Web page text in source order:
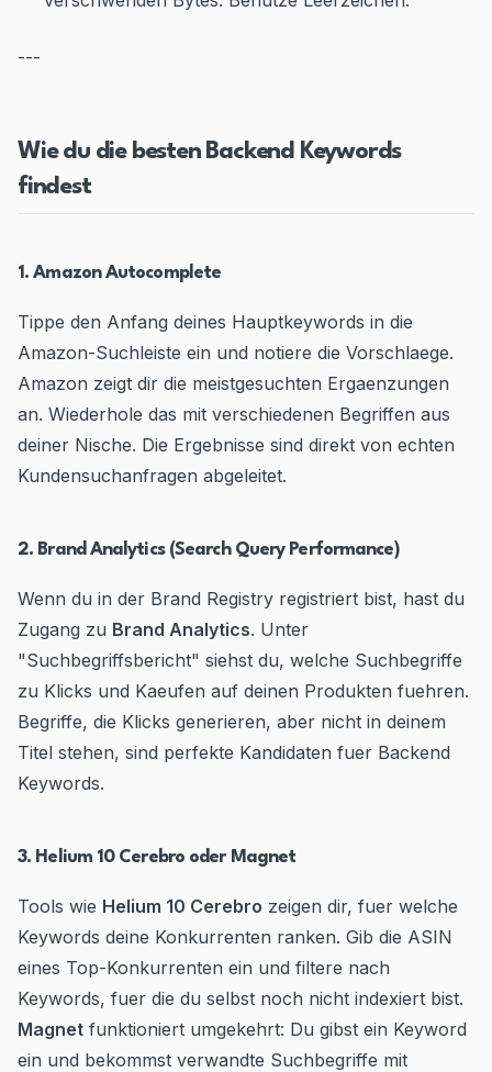
---
Wie du die besten Backend Keywords
findest
1. Amazon Autocomplete
Tippe den Anfang deines Hauptkeywords in die
Amazon-Suchleiste ein und notiere die Vorschlaege.
Amazon zeigt dir die meistgesuchten Ergaenzungen
an. Wiederhole das mit verschiedenen Begriffen aus
deiner Nische. Die Ergebnisse sind direkt von echten
Kundensuchanfragen abgeleitet.
2. Brand Analytics (Search Query Performance)
Wenn du in der Brand Registry registriert bist, hast du
Zugang zu Brand Analytics. Unter
"Suchbegriffsbericht" siehst du, welche Suchbegriffe
zu Klicks und Kaeufen auf deinen Produkten fuehren.
Begriffe, die Klicks generieren, aber nicht in deinem
Titel stehen, sind perfekte Kandidaten fuer Backend
Keywords.
3. Helium 10 Cerebro oder Magnet
Tools wie Helium 10 Cerebro zeigen dir, fuer welche
Keywords deine Konkurrenten ranken. Gib die ASIN
eines Top-Konkurrenten ein und filtere nach
Keywords, fuer die du selbst noch nicht indexiert bist.
Magnet funktioniert umgekehrt: Du gibst ein Keyword
ein und bekommst verwandte Suchbegriffe mit